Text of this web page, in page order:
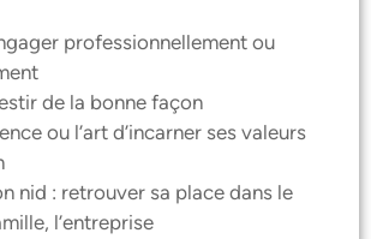
professionnellement ou
de la bonne façon
ou l’art d’incarner ses valeurs
nid : retrouver sa place dans le
l’entreprise